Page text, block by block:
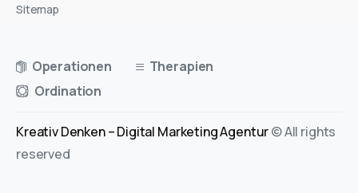
Sitemap
Operationen
Therapien
Ordination
Kreativ Denken – Digital Marketing Agentur© All rights
reserved